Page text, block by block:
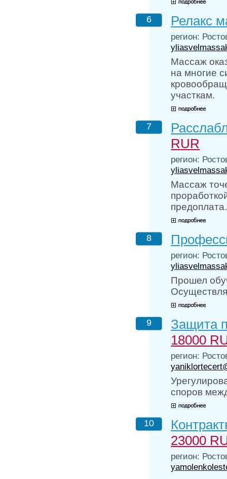
6 Релакс
регион:
Массаж
на многие
участкам.
7
RUR
регион:
Массаж
предоплата.
8
регион:
Прошел
9
Защита
18000
регион:
споров
10
23000
регион: